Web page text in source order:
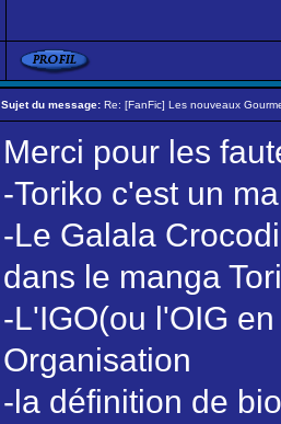
Sujet du message: Re: [FanFic] Les nouveaux
Merci pour les
-Toriko c'est un
-Le Galala
dans le manga
-L'IGO(ou l'OIG
Organisation
-la définition de